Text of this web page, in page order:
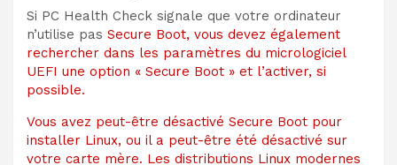
Si PC Health Check signale que votre ordinateur
n’utilise pas Secure Boot, vous devez également
rechercher dans les paramètres du micrologiciel
UEFI une option « Secure Boot » et l’activer, si
possible.
Vous avez peut-être désactivé Secure Boot pour
installer Linux, ou il a peut-être été désactivé sur
votre carte mère. Les distributions Linux modernes